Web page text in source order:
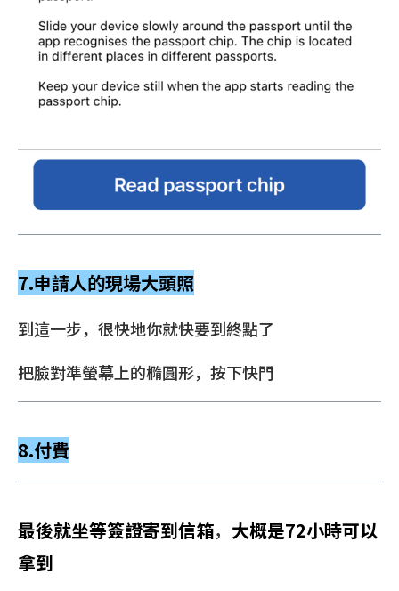
7.申請人的現場大頭照
到這一步，很快地你就快要到終點了
把臉對準螢幕上的橢圓形，按下快門
8.付費
最後就坐等簽證寄到信箱， 大概是72小時可以
拿到